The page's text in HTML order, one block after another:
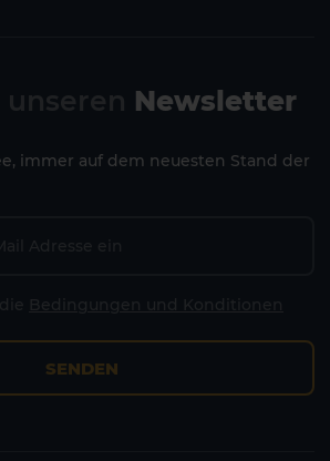
Newsletter
immer auf dem neuesten Stand der
SENDEN